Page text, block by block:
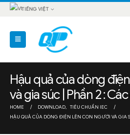
TIẾNG VIỆT
Hậu quả của dòng
và gia súc | Phần 2 :
HOME DOWNLOAD, TIÊU CHUẨN IEC
HẬU QUẢ CỦA DÒNG ĐIỆN LÊN CON NGƯỜI VÀ GIA